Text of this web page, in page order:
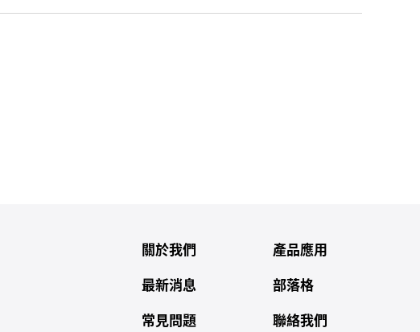
關於我們 產品應用
最新消息 部落格
常見問題 聯絡我們